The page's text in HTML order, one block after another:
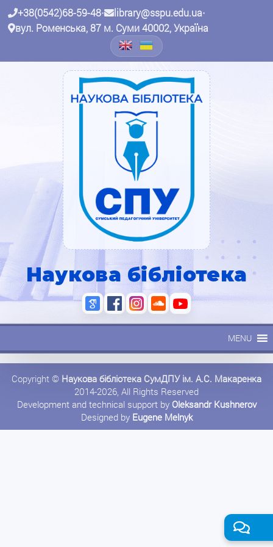
+38(0542)68-59-48• library@sspu.edu.ua•
вул. Роменська, 87 м. Суми 40002, Україна
Наукова бібліотека
MENU
Copyright © Наукова бібліотека СумДПУ ім. А.С. Макаренка
2014-2026, All Rights Reserved
Development and technical support by Oleksandr Kushnerov
Designed by Eugene Melnyk